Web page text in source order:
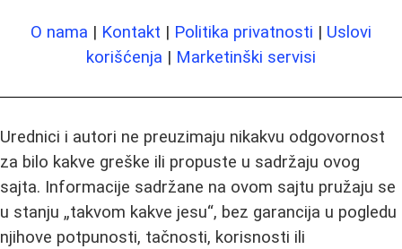
O nama | Kontakt | Politika privatnosti | Uslovi
korišćenja | Marketinški servisi
Urednici i autori ne preuzimaju nikakvu odgovornost
za bilo kakve greške ili propuste u sadržaju ovog
sajta. Informacije sadržane na ovom sajtu pružaju se
u stanju „takvom kakve jesu“, bez garancija u pogledu
njihove potpunosti, tačnosti, korisnosti ili